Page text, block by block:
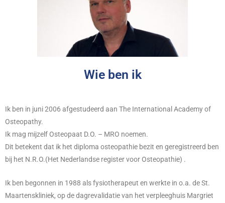
Wie ben ik
Ik ben in juni 2006 afgestudeerd aan The International Academy of
Osteopathy.
Ik mag mijzelf Osteopaat D.O. – MRO noemen.
Dit betekent dat ik het diploma osteopathie bezit en geregistreerd ben
bij het N.R.O.(Het Nederlandse register voor Osteopathie) .
Ik ben begonnen in 1988 als fysiotherapeut en werkte in o.a. de St.
Maartenskliniek, op de dagrevalidatie van het verpleeghuis Margriet